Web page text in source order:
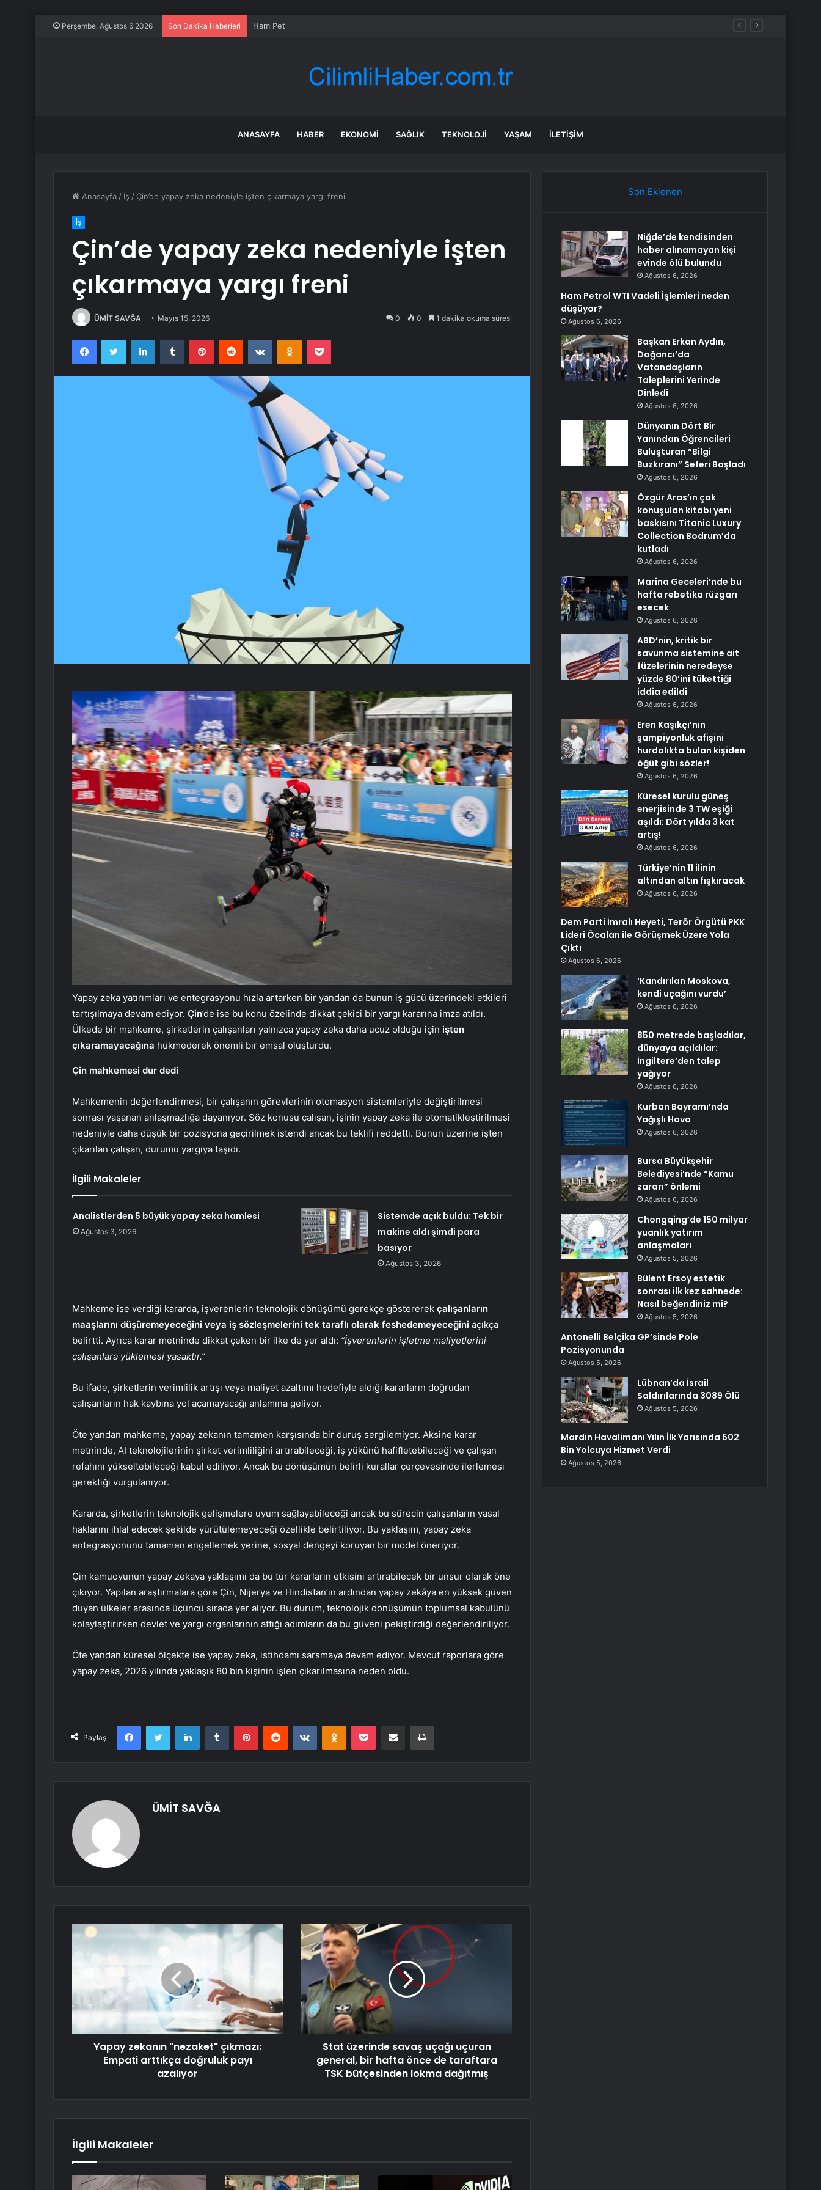
Perşembe, Ağustos 6 2026 Son Dakika Haberleri Ham Petrol WTI Vadeli İşlemleri neden düşüyor?
ANASAYFA HABER EKONOMI SAĞLIK TEKNOLOJI YAŞAM İLETIŞIM
Anasayfa / İş / Çin’de yapay zeka nedeniyle işten çıkarmaya yargı freni
İş
Çin’de yapay zeka nedeniyle işten
çıkarmaya yargı freni
ÜMİT SAVĞA Mayıs 15, 2026 0 0 1 dakika okuma süresi
FacebookTwitter LinkedInTumblr PinterestReddit VKontakteOdnoklassniki
Pocket
Yapay zeka yatırımları ve entegrasyonu hızla artarken bir yandan da bunun iş gücü üzerindeki etkileri
tartışılmaya devam ediyor. Çin’de ise bu konu özelinde dikkat çekici bir yargı kararına imza atıldı.
Ülkede bir mahkeme, şirketlerin çalışanları yalnızca yapay zeka daha ucuz olduğu için işten
çıkaramayacağına hükmederek önemli bir emsal oluşturdu.
Çin mahkemesi dur dedi
Mahkemenin değerlendirmesi, bir çalışanın görevlerinin otomasyon sistemleriyle değiştirilmesi
sonrası yaşanan anlaşmazlığa dayanıyor. Söz konusu çalışan, işinin yapay zeka ile otomatikleştirilmesi
nedeniyle daha düşük bir pozisyona geçirilmek istendi ancak bu teklifi reddetti. Bunun üzerine işten
çıkarılan çalışan, durumu yargıya taşıdı.
İlgili Makaleler
Analistlerden 5 büyük yapay zeka hamlesi
Ağustos 3, 2026
Sistemde açık buldu: Tek bir
makine aldı şimdi para
basıyor
Ağustos 3, 2026
Mahkeme ise verdiği kararda, işverenlerin teknolojik dönüşümü gerekçe göstererek çalışanların
maaşlarını düşüremeyeceğini veya iş sözleşmelerini tek taraflı olarak feshedemeyeceğini açıkça
belirtti. Ayrıca karar metninde dikkat çeken bir ilke de yer aldı: “İşverenlerin işletme maliyetlerini
çalışanlara yüklemesi yasaktır.”
Bu ifade, şirketlerin verimlilik artışı veya maliyet azaltımı hedefiyle aldığı kararların doğrudan
çalışanların hak kaybına yol açamayacağı anlamına geliyor.
Öte yandan mahkeme, yapay zekanın tamamen karşısında bir duruş sergilemiyor. Aksine karar
metninde, AI teknolojilerinin şirket verimliliğini artırabileceği, iş yükünü hafifletebileceği ve çalışan
refahını yükseltebileceği kabul ediliyor. Ancak bu dönüşümün belirli kurallar çerçevesinde ilerlemesi
gerektiği vurgulanıyor.
Kararda, şirketlerin teknolojik gelişmelere uyum sağlayabileceği ancak bu sürecin çalışanların yasal
haklarını ihlal edecek şekilde yürütülemeyeceği özellikle belirtiliyor. Bu yaklaşım, yapay zeka
entegrasyonunu tamamen engellemek yerine, sosyal dengeyi koruyan bir model öneriyor.
Çin kamuoyunun yapay zekaya yaklaşımı da bu tür kararların etkisini artırabilecek bir unsur olarak öne
çıkıyor. Yapılan araştırmalara göre Çin, Nijerya ve Hindistan’ın ardından yapay zekâya en yüksek güven
duyan ülkeler arasında üçüncü sırada yer alıyor. Bu durum, teknolojik dönüşümün toplumsal kabulünü
kolaylaştırırken devlet ve yargı organlarının attığı adımların da bu güveni pekiştirdiği değerlendiriliyor.
Öte yandan küresel ölçekte ise yapay zeka, istihdamı sarsmaya devam ediyor. Mevcut raporlara göre
yapay zeka, 2026 yılında yaklaşık 80 bin kişinin işlen çıkarılmasına neden oldu.
Paylaş
FacebookTwitter LinkedInTumblr PinterestReddit VKontakteOdnoklassniki
Pocket E-Posta ile paylaş Yazdır
ÜMİT SAVĞA
Yapay zekanın "nezaket" çıkmazı:
Empati arttıkça doğruluk payı
azalıyor
Stat üzerinde savaş uçağı uçuran
general, bir hafta önce de taraftara
TSK bütçesinden lokma dağıtmış
İlgili Makaleler
Son Eklenen
Niğde’de kendisinden
haber alınamayan kişi
evinde ölü bulundu
Ağustos 6, 2026
Ham Petrol WTI Vadeli İşlemleri neden
düşüyor?
Ağustos 6, 2026
Başkan Erkan Aydın,
Doğancı’da
Vatandaşların
Taleplerini Yerinde
Dinledi
Ağustos 6, 2026
Dünyanın Dört Bir
Yanından Öğrencileri
Buluşturan “Bilgi
Buzkıranı” Seferi Başladı
Ağustos 6, 2026
Özgür Aras’ın çok
konuşulan kitabı yeni
baskısını Titanic Luxury
Collection Bodrum’da
kutladı
Ağustos 6, 2026
Marina Geceleri’nde bu
hafta rebetika rüzgarı
esecek
Ağustos 6, 2026
ABD’nin, kritik bir
savunma sistemine ait
füzelerinin neredeyse
yüzde 80’ini tükettiği
iddia edildi
Ağustos 6, 2026
Eren Kaşıkçı’nın
şampiyonluk afişini
hurdalıkta bulan kişiden
öğüt gibi sözler!
Ağustos 6, 2026
Küresel kurulu güneş
enerjisinde 3 TW eşiği
aşıldı: Dört yılda 3 kat
artış!
Ağustos 6, 2026
Türkiye’nin 11 ilinin
altından altın fışkıracak
Ağustos 6, 2026
Dem Parti İmralı Heyeti, Terör Örgütü PKK
Lideri Öcalan ile Görüşmek Üzere Yola
Çıktı
Ağustos 6, 2026
‘Kandırılan Moskova,
kendi uçağını vurdu’
Ağustos 6, 2026
850 metrede başladılar,
dünyaya açıldılar:
İngiltere’den talep
yağıyor
Ağustos 6, 2026
Kurban Bayramı’nda
Yağışlı Hava
Ağustos 6, 2026
Bursa Büyükşehir
Belediyesi’nde “Kamu
zararı” önlemi
Ağustos 6, 2026
Chongqing’de 150 milyar
yuanlık yatırım
anlaşmaları
Ağustos 5, 2026
Bülent Ersoy estetik
sonrası ilk kez sahnede:
Nasıl beğendiniz mi?
Ağustos 5, 2026
Antonelli Belçika GP’sinde Pole
Pozisyonunda
Ağustos 5, 2026
Lübnan’da İsrail
Saldırılarında 3089 Ölü
Ağustos 5, 2026
Mardin Havalimanı Yılın İlk Yarısında 502
Bin Yolcuya Hizmet Verdi
Ağustos 5, 2026